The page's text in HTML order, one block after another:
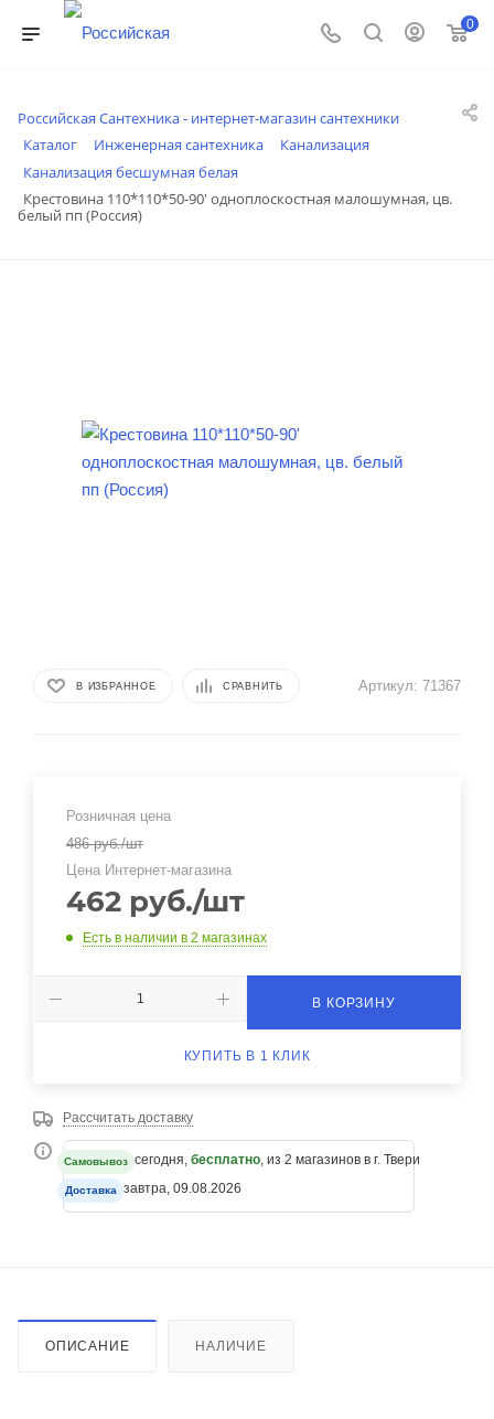
0
Российская Сантехника - интернет-магазин сантехники
Каталог
Инженерная сантехника
Канализация
Канализация бесшумная белая
Крестовина 110*110*50-90' одноплоскостная малошумная, цв.
белый пп (Россия)
В ИЗБРАННОЕ СРАВНИТЬ Артикул: 71367
Розничная цена
486руб./шт
Цена Интернет-магазина
462 руб./шт
Есть в наличии в 2 магазинах
В КОРЗИНУ
КУПИТЬ В 1 КЛИК
Рассчитать доставку
Самовывоз сегодня, бесплатно, из 2 магазинов в г. Твери
Доставка завтра, 09.08.2026
ОПИСАНИЕ НАЛИЧИЕ